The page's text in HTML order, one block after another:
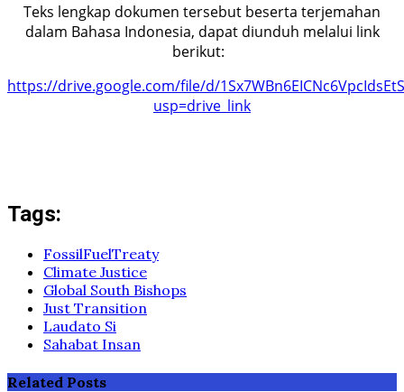
Teks lengkap dokumen tersebut beserta terjemahan
dalam Bahasa Indonesia, dapat diunduh melalui link
berikut:
https://drive.google.com/file/d/
usp=drive_link
Tags:
FossilFuelTreaty
Climate Justice
Global South Bishops
Just Transition
Laudato Si
Sahabat Insan
Related Posts